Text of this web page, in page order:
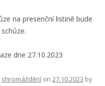
na presenční listině bude
dne 27.10.2023
shromáždění on 27.10.2023 by